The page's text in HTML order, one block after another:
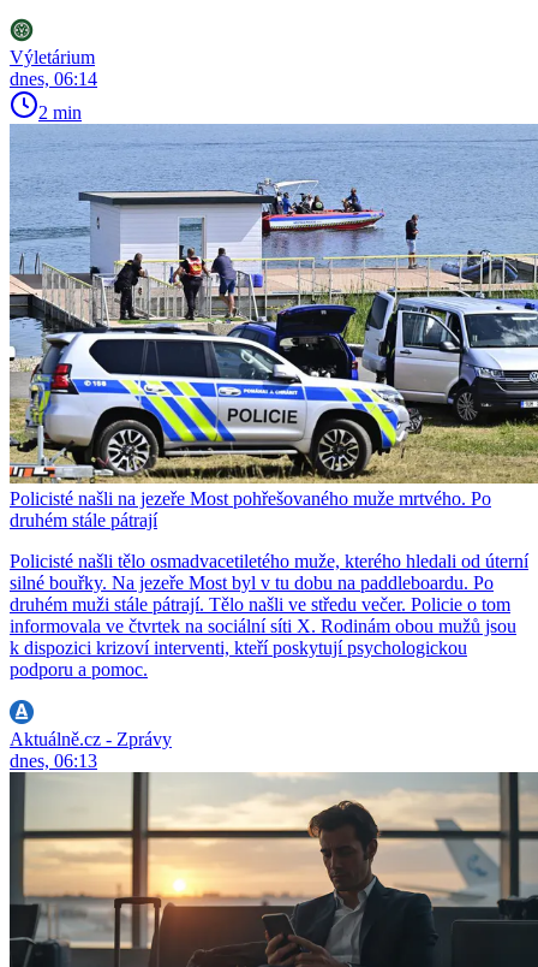
Výletárium
dnes, 06:14
2 min
Policisté našli na jezeře Most pohřešovaného muže mrtvého. Po
druhém stále pátrají
Policisté našli tělo osmadvacetiletého muže, kterého hledali od úterní
silné bouřky. Na jezeře Most byl v tu dobu na paddleboardu. Po
druhém muži stále pátrají. Tělo našli ve středu večer. Policie o tom
informovala ve čtvrtek na sociální síti X. Rodinám obou mužů jsou
k dispozici krizoví interventi, kteří poskytují psychologickou
podporu a pomoc.
Aktuálně.cz - Zprávy
dnes, 06:13